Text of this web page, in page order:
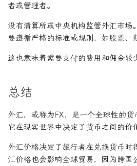
者或管理者。
没有清算所或中央机构监管外汇市场
要遵循严格的标准或规则，如股票、
这也意味着需要支付的费用和佣金较
总结
外汇，或称为FX，是一个全球性的货
它在现实世界中决定了货币之间的价
外汇价格决定了旅行者在兑换货币时
汇价格也会影响全球贸易，因为跨国